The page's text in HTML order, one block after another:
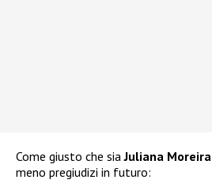
Come giusto che siaJuliana Moreira
meno pregiudizi in futuro: